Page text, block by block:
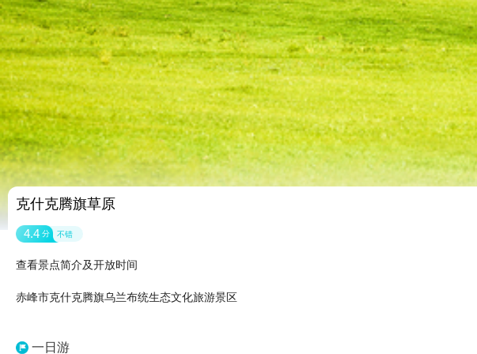
克什克腾旗草原
4.4 分 不错
查看景点简介及开放时间
赤峰市克什克腾旗乌兰布统生态文化旅游景区
一日游